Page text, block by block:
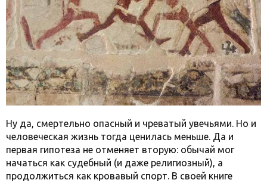
Ну да, смертельно опасный и чреватый увечьями. Но и
человеческая жизнь тогда ценилась меньше. Да и
первая гипотеза не отменяет вторую: обычай мог
начаться как судебный (и даже религиозный), а
продолжиться как кровавый спорт. В своей книге